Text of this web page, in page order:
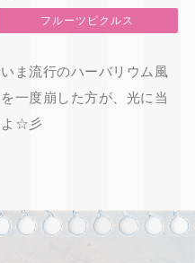
フルーツピクルス
ま流行のハーバリウム風
一度崩した方が、光に当
よ☆彡